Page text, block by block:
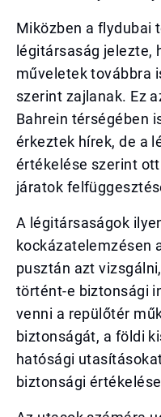
Miközben a flydubai
légitársaság jelezte,
műveletek továbbra
szerint zajlanak. Ez
Bahrein térségében
érkeztek hírek, de a
értékelése szerint
járatok
A légitársaságok
kockázatelemzésen
pusztán azt
történt-e biztonsági
venni a repülőtér
biztonságát, a földi
hatósági
biztonsági